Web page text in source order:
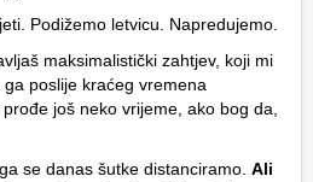
Podižemo letvicu. Napredujemo.
maksimalistički zahtjev, koji mi
poslije kraćeg vremena
još neko vrijeme, ako bog da,
se danas šutke distanciramo. Ali